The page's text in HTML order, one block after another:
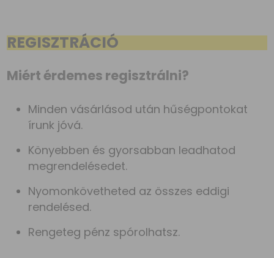
REGISZTRÁCIÓ
Miért érdemes regisztrálni?
Minden vásárlásod után hűségpontokat
írunk jóvá.
Könyebben és gyorsabban leadhatod
megrendelésedet.
Nyomonkövetheted az összes eddigi
rendelésed.
Rengeteg pénz spórolhatsz.